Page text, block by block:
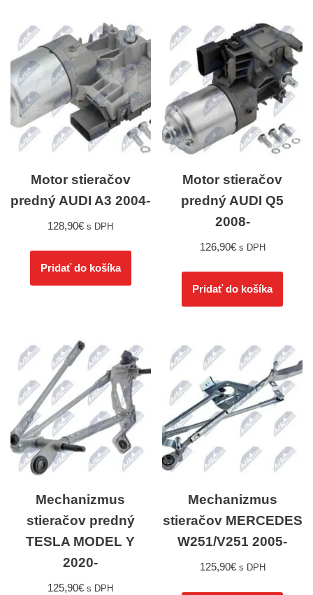
Motor stieračov
predný AUDI A3 2004-
128,90€ s DPH
Pridať do košíka
Motor stieračov
predný AUDI Q5
2008-
126,90€ s DPH
Pridať do košíka
Mechanizmus
stieračov predný
TESLA MODEL Y
2020-
125,90€ s DPH
Mechanizmus
stieračov MERCEDES
W251/V251 2005-
125,90€ s DPH